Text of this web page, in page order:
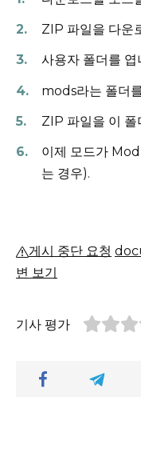
ZIP 파일을 다운
사용자 폴더를 엽
mods라는 폴더
ZIP 파일을 이 폴
이제 모드가
는 경우).
게시 중단 요청
변 보기
기사 평가